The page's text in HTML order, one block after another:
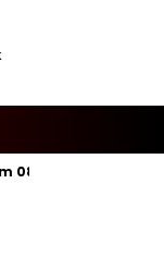
Dsj